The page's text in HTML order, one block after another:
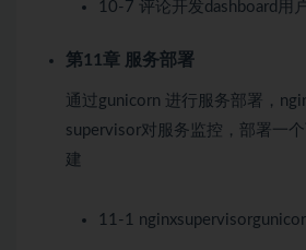
10-7 评论开发dashboard用
第11章 服务部署
通过gunicorn 进行服务部署，
supervisor对服务监控，部署一
建
11-1